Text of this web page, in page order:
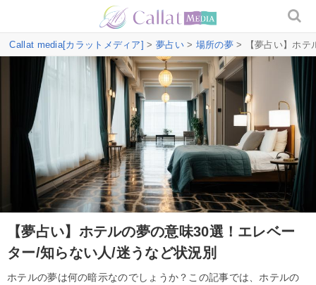
Callat media[カラットメディア] > 夢占い> 場所の夢> 【夢占い】ホテ
【夢占い】ホテルの夢の意味30選！エレベー
ター/知らない人/迷うなど状況別
ホテルの夢は何の暗示なのでしょうか？この記事では、ホテルの